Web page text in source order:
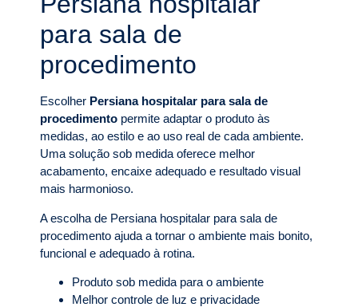
para sala de
procedimento
Escolher Persiana hospitalar para sala de
procedimento permite adaptar o produto às
medidas, ao estilo e ao uso real de cada ambiente.
Uma solução sob medida oferece melhor
acabamento, encaixe adequado e resultado visual
mais harmonioso.
A escolha de Persiana hospitalar para sala de
procedimento ajuda a tornar o ambiente mais bonito,
funcional e adequado à rotina.
Produto sob medida para o ambiente
Melhor controle de luz e privacidade